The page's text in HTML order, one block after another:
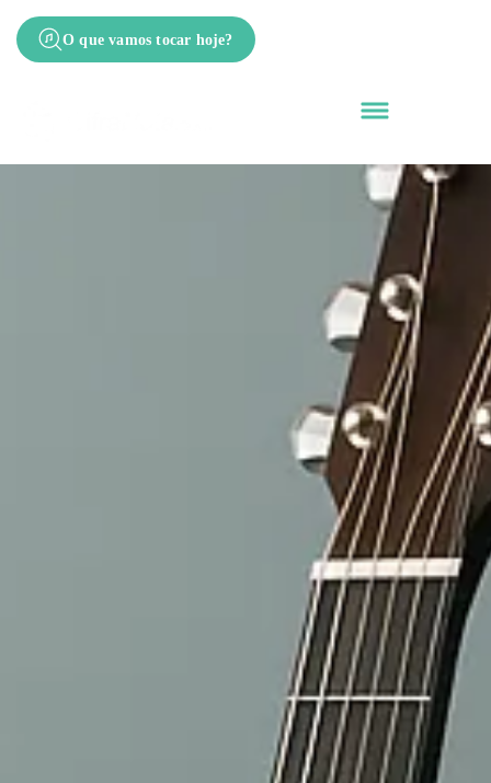
O que vamos tocar hoje?